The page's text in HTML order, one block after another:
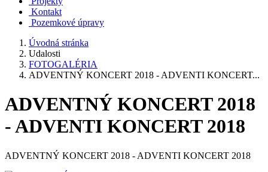
Kontakt
Pozemkové úpravy
Úvodná stránka
Udalosti
FOTOGALÉRIA
ADVENTNÝ KONCERT 2018 - ADVENTI KONCERT...
ADVENTNÝ KONCERT 2018
- ADVENTI KONCERT 2018
ADVENTNÝ KONCERT 2018 - ADVENTI KONCERT 2018